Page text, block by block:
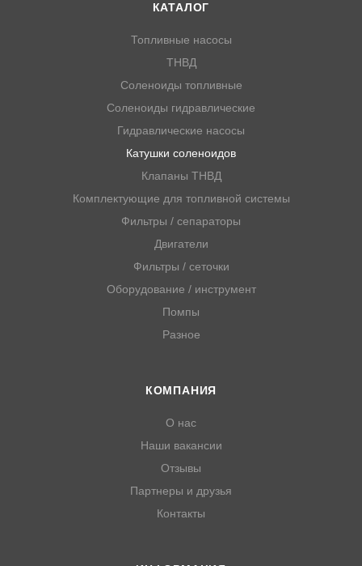
КАТАЛОГ
Топливные насосы
ТНВД
Соленоиды топливные
Соленоиды гидравлические
Гидравлические насосы
Катушки соленоидов
Клапаны ТНВД
Комплектующие для топливной системы
Фильтры / сепараторы
Двигатели
Фильтры / сеточки
Оборудование / инструмент
Помпы
Разное
КОМПАНИЯ
О нас
Наши вакансии
Отзывы
Партнеры и друзья
Контакты